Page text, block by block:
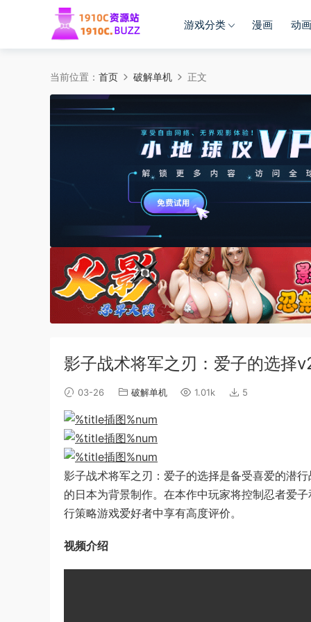
游戏分类 漫画 动画
当前位置： 首页 破解单机 正文
影子战术将军之刃：爱子的选择
03-26 破解单机 1.01k 5
影子战术将军之刃：爱子的选择是备受喜爱的潜
的日本为背景制作。在本作中玩家将控制忍者爱
行策略游戏爱好者中享有高度评价。
视频介绍